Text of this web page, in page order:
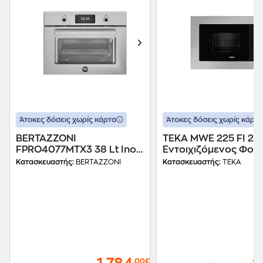
Άτοκες δόσεις χωρίς κάρτα
BERTAZZONI
FPRO4077MTX3 38 Lt Inox
Εντοιχιζόμενος Φούρνος
Κατασκευαστής: BERTAZZONI
,00€
Άτοκες δόσεις χωρίς κάρτα
TEKA MWE 225 FI 20
Εντοιχιζόμενος
Μικροκυμάτων
Κατασκευαστής: TEKA